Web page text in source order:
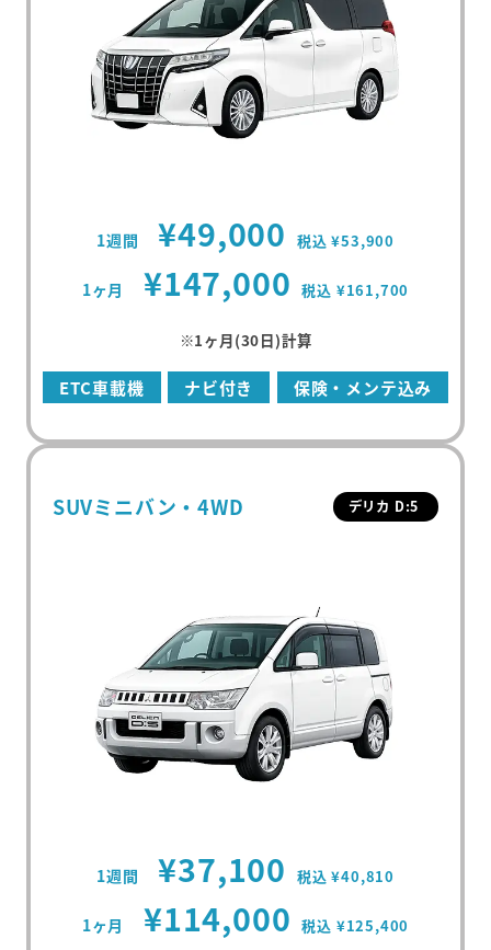
1週間 ¥49,000 税込 ¥53,900
1ヶ月 ¥147,000 税込 ¥161,700
※1ヶ月(30日)計算
ETC車載機 ナビ付き 保険・メンテ込み
SUVミニバン・4WD デリカ D:5
1週間 ¥37,100 税込 ¥40,810
1ヶ月 ¥114,000 税込 ¥125,400